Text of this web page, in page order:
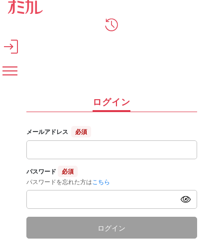
メインコンテンツへスキップ
ログイン
メールアドレス 必須
パスワード
必須
パスワードを忘れた方は こちら
ログイン